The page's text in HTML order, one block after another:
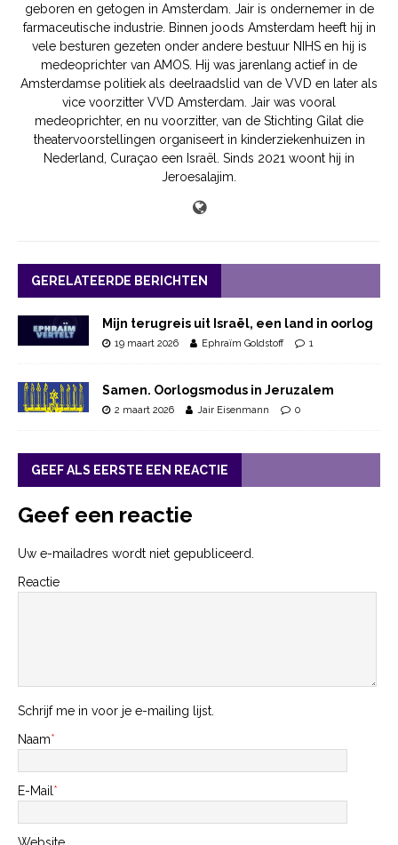
geboren en getogen in Amsterdam. Jair is ondernemer in de
farmaceutische industrie. Binnen joods Amsterdam heeft hij in
vele besturen gezeten onder andere bestuur NIHS en hij is
medeoprichter van AMOS. Hij was jarenlang actief in de
Amsterdamse politiek als deelraadslid van de VVD en later als
vice voorzitter VVD Amsterdam. Jair was vooral
medeoprichter, en nu voorzitter, van de Stichting Gilat die
theatervoorstellingen organiseert in kinderziekenhuizen in
Nederland, Curaçao een Israël. Sinds 2021 woont hij in
Jeroesalajim.
GERELATEERDE BERICHTEN
Mijn terugreis uit Israël, een land in oorlog
19 maart 2026 Ephraïm Goldstoff 1
Samen. Oorlogsmodus in Jeruzalem
2 maart 2026 Jair Eisenmann 0
GEEF ALS EERSTE EEN REACTIE
Geef een reactie
Uw e-mailadres wordt niet gepubliceerd.
Reactie
Schrijf me in voor je e-mailing lijst.
Naam*
E-Mail *